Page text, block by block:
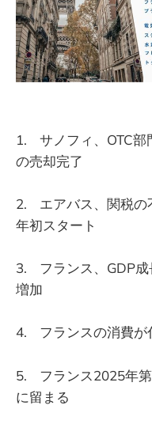
1. サノフィ、OTC部
の売却完了
2. エアバス、関税の
年初スタート
3. フランス、GDP成
増加
4. フランスの消費が
5. フランス2025年第
に留まる